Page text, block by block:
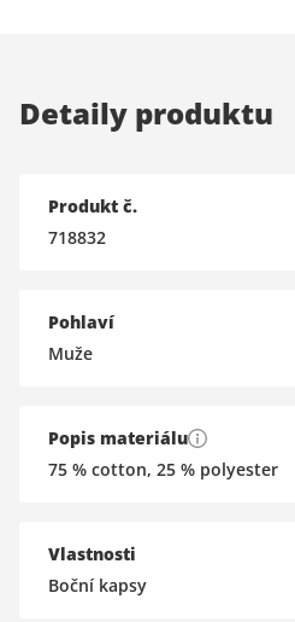
Detaily produktu
Produkt č.
718832
Pohlaví
Muže
Popis materiálu
75 % cotton, 25 % polyester
Vlastnosti
Boční kapsy